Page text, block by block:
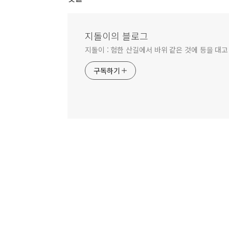
지돌이의 블로그
지돌이 : 험한 산길에서 바위 같은 것에 등을 대
구독하기